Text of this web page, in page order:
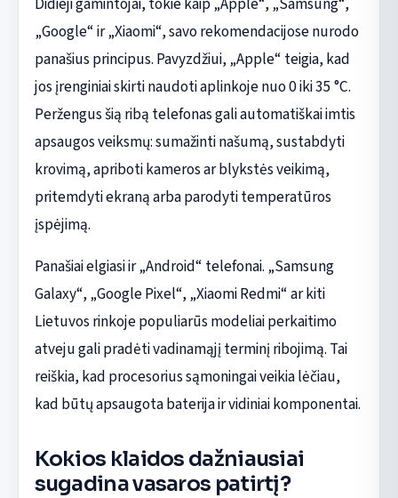
„Google“ ir „Xiaomi“, savo rekomendacijose nurodo
panašius principus. Pavyzdžiui, „Apple“ teigia, kad
jos įrenginiai skirti naudoti aplinkoje nuo 0 iki 35 °C.
Peržengus šią ribą telefonas gali automatiškai imtis
apsaugos veiksmų: sumažinti našumą, sustabdyti
krovimą, apriboti kameros ar blykstės veikimą,
pritemdyti ekraną arba parodyti temperatūros
įspėjimą.
Panašiai elgiasi ir „Android“ telefonai. „Samsung
Galaxy“, „Google Pixel“, „Xiaomi Redmi“ ar kiti
Lietuvos rinkoje populiarūs modeliai perkaitimo
atveju gali pradėti vadinamąjį terminį ribojimą. Tai
reiškia, kad procesorius sąmoningai veikia lėčiau,
kad būtų apsaugota baterija ir vidiniai komponentai.
Kokios klaidos dažniausiai
sugadina vasaros patirtį?